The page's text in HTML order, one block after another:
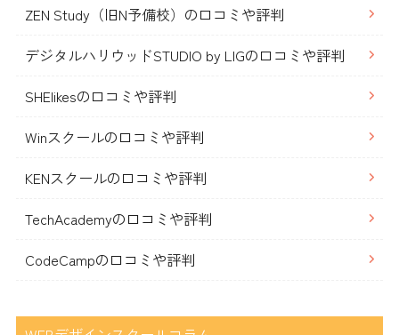
ZEN Study（旧N予備校）の口コミや評判
デジタルハリウッドSTUDIO by LIGの口コミや評判
SHElikesの口コミや評判
Winスクールの口コミや評判
KENスクールの口コミや評判
TechAcademyの口コミや評判
CodeCampの口コミや評判